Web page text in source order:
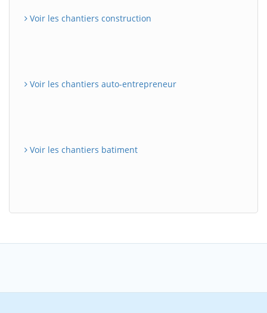
Voir les chantiers construction
Voir les chantiers auto-entrepreneur
Voir les chantiers batiment